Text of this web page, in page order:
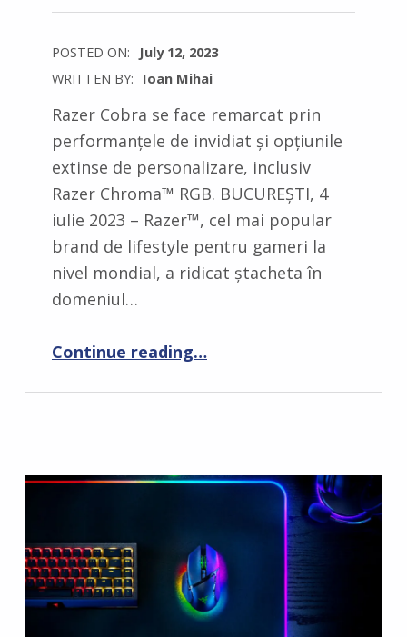
POSTED ON:
July 12, 2023
WRITTEN BY: Ioan Mihai
M
N
Razer Cobra se face remarcat prin
performanțele de invidiat și opțiunile
extinse de personalizare, inclusiv
Razer Chroma™ RGB. BUCUREȘTI, 4
iulie 2023 – Razer™, cel mai popular
brand de lifestyle pentru gameri la
nivel mondial, a ridicat ștacheta în
domeniul…
Continue reading“RAZER LANSEAZĂ NOILE MOUSE-URI COBRA PRO ȘI COBRA – O NOUĂ GAMĂ PERFECTĂ PENTRU JOACĂ”
…